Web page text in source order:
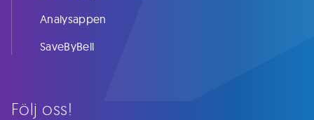
Följ oss!
Analysappen
SaveByBell